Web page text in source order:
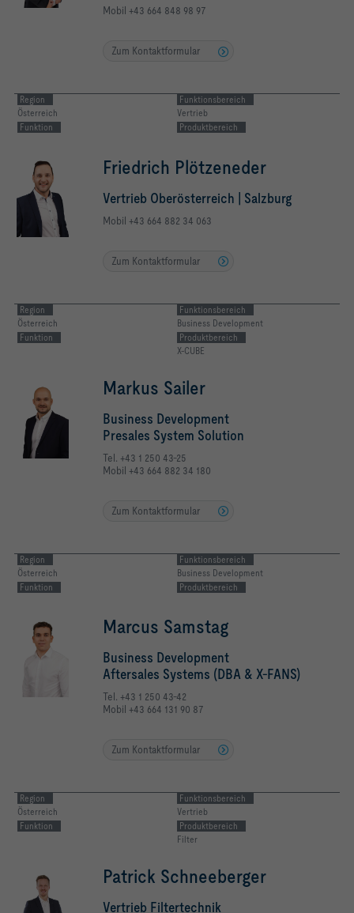
Mobil +43 664 848 98 97
Zum Kontaktformular
Region
Österreich
Funktionsbereich
Vertrieb
Funktion
Produktbereich
Friedrich Plötzeneder
Vertrieb Oberösterreich | Salzburg
Mobil +43 664 882 34 063
Zum Kontaktformular
Region
Österreich
Funktionsbereich
Business Development
Funktion
Produktbereich
X-CUBE
Markus Sailer
Business Development
Presales System Solution
Tel. +43 1 250 43-25
Mobil +43 664 882 34 180
Zum Kontaktformular
Region
Österreich
Funktionsbereich
Business Development
Funktion
Produktbereich
Marcus Samstag
Business Development
Aftersales Systems (DBA & X-FANS)
Tel. +43 1 250 43-42
Mobil +43 664 131 90 87
Zum Kontaktformular
Region
Österreich
Funktionsbereich
Vertrieb
Funktion
Produktbereich
Filter
Patrick Schneeberger
Vertrieb Filtertechnik